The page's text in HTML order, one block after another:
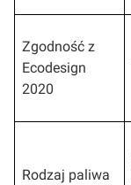
Zgodność z
Ecodesign
2020
Rodzaj paliwa